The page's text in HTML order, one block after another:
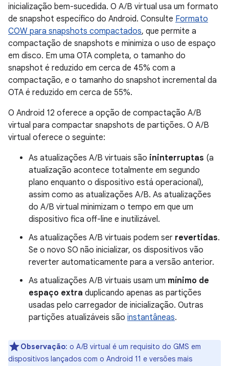
inicialização bem-sucedida. O A/B virtual usa um formato
de snapshot específico do Android. Consulte Formato
COW para snapshots compactados, que permite a
compactação de snapshots e minimiza o uso de espaço
em disco. Em uma OTA completa, o tamanho do
snapshot é reduzido em cerca de 45% com a
compactação, e o tamanho do snapshot incremental da
OTA é reduzido em cerca de 55%.
O Android 12 oferece a opção de compactação A/B
virtual para compactar snapshots de partições. O A/B
virtual oferece o seguinte:
As atualizações A/B virtuais são ininterruptas (a
atualização acontece totalmente em segundo
plano enquanto o dispositivo está operacional),
assim como as atualizações A/B. As atualizações
do A/B virtual minimizam o tempo em que um
dispositivo fica off-line e inutilizável.
As atualizações A/B virtuais podem ser revertidas.
Se o novo SO não inicializar, os dispositivos vão
reverter automaticamente para a versão anterior.
As atualizações A/B virtuais usam um mínimo de
espaço extra duplicando apenas as partições
usadas pelo carregador de inicialização. Outras
partições atualizáveis são instantâneas.
Observação: o A/B virtual é um requisito do GMS em
dispositivos lançados com o Android 11 e versões mais